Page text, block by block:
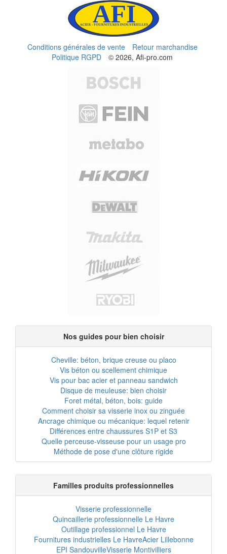
Conditions générales de vente
Retour marchandise
Politique RGPD
© 2026, Afi-pro.com
Nos guides pour bien choisir
Cheville: béton, brique creuse ou placo
Vis béton ou scellement chimique
Vis pour bac acier et panneau sandwich
Disque de meuleuse: bien choisir
Foret métal, béton, bois: guide
Comment choisir sa visserie inox ou zinguée
Ancrage chimique ou mécanique: lequel retenir
Différences entre chaussures S1P et S3
Quelle perceuse-visseuse pour un usage pro
Méthode de pose d'une clôture rigide
Familles produits professionnelles
Visserie professionnelle
Quincaillerie professionnelle Le Havre
Outillage professionnel Le Havre
Fournitures industrielles Le HavreAcier Lillebonne
EPI SandouvilleVisserie Montivilliers